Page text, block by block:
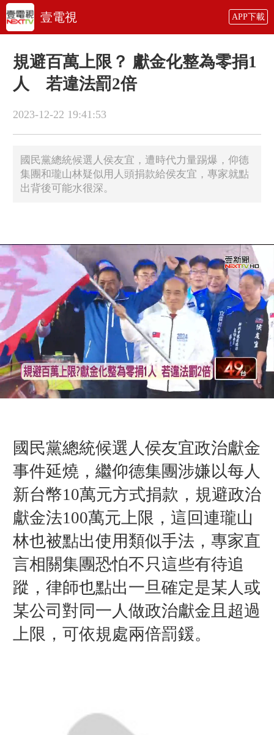
壹電視 APP下載
規避百萬上限？ 獻金化整為零捐1
人 若違法罰2倍
2023-12-22 19:41:53
國民黨總統候選人侯友宜，遭時代力量踢爆，仰德
集團和瓏山林疑似用人頭捐款給侯友宜，專家就點
出背後可能水很深。
國民黨總統候選人侯友宜政治獻金
事件延燒，繼仰德集團涉嫌以每人
新台幣10萬元方式捐款，規避政治
獻金法100萬元上限，這回連瓏山
林也被點出使用類似手法，專家直
言相關集團恐怕不只這些有待追
蹤，律師也點出一旦確定是某人或
某公司對同一人做政治獻金且超過
上限，可依規處兩倍罰鍰。